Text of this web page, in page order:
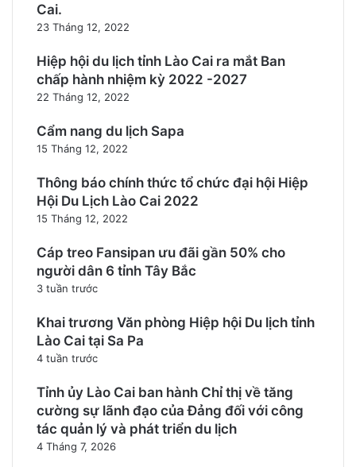
Cai.
23 Tháng 12, 2022
Hiệp hội du lịch tỉnh Lào Cai ra mắt Ban
chấp hành nhiệm kỳ 2022 -2027
22 Tháng 12, 2022
Cẩm nang du lịch Sapa
15 Tháng 12, 2022
Thông báo chính thức tổ chức đại hội Hiệp
Hội Du Lịch Lào Cai 2022
15 Tháng 12, 2022
Cáp treo Fansipan ưu đãi gần 50% cho
người dân 6 tỉnh Tây Bắc
3 tuần trước
Khai trương Văn phòng Hiệp hội Du lịch tỉnh
Lào Cai tại Sa Pa
4 tuần trước
Tỉnh ủy Lào Cai ban hành Chỉ thị về tăng
cường sự lãnh đạo của Đảng đối với công
tác quản lý và phát triển du lịch
4 Tháng 7, 2026